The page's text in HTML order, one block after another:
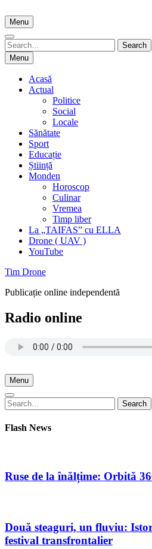
to
content
Menu
Search
for:
Search
Menu
Acasă
Actual
Politice
Social
Locale
Sănătate
Sport
Educație
Știință
Monden
Horoscop
Culinar
Vremea
Timp liber
La „TAIFAS” cu ELLA
Drone ( UAV )
YouTube
Tim Drone
Publicație online independentă
Radio online
Menu
Search
for:
Search
Flash News
Ruse de la înălțime: Orbită
Două steaguri, un fluviu:
festival transfrontalier